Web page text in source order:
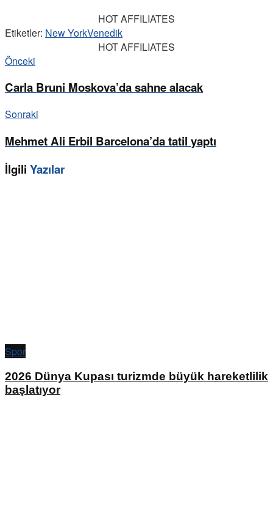
HOT AFFILIATES
Etiketler: New YorkVenedik
HOT AFFILIATES
Önceki
Carla Bruni Moskova’da sahne alacak
Sonraki
Mehmet Ali Erbil Barcelona’da tatil yaptı
İlgili Yazılar
Spor
2026 Dünya Kupası turizmde büyük hareketlilik
başlatıyor